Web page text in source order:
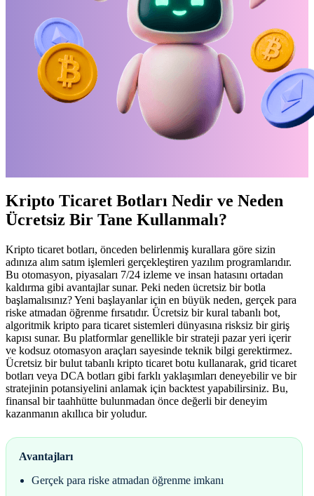
Kripto Ticaret Botları Nedir ve Neden
Ücretsiz Bir Tane Kullanmalı?
Kripto ticaret botları, önceden belirlenmiş kurallara göre sizin
adınıza alım satım işlemleri gerçekleştiren yazılım programlarıdır.
Bu otomasyon, piyasaları 7/24 izleme ve insan hatasını ortadan
kaldırma gibi avantajlar sunar. Peki neden ücretsiz bir botla
başlamalısınız? Yeni başlayanlar için en büyük neden, gerçek para
riske atmadan öğrenme fırsatıdır. Ücretsiz bir kural tabanlı bot,
algoritmik kripto para ticaret sistemleri dünyasına risksiz bir giriş
kapısı sunar. Bu platformlar genellikle bir strateji pazar yeri içerir
ve kodsuz otomasyon araçları sayesinde teknik bilgi gerektirmez.
Ücretsiz bir bulut tabanlı kripto ticaret botu kullanarak, grid ticaret
botları veya DCA botları gibi farklı yaklaşımları deneyebilir ve bir
stratejinin potansiyelini anlamak için backtest yapabilirsiniz. Bu,
finansal bir taahhütte bulunmadan önce değerli bir deneyim
kazanmanın akıllıca bir yoludur.
Avantajları
Gerçek para riske atmadan öğrenme imkanı